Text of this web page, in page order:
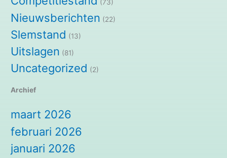
(73)
Nieuwsberichten (22)
Slemstand (13)
Uitslagen (81)
Uncategorized (2)
Archief
maart 2026
februari 2026
januari 2026